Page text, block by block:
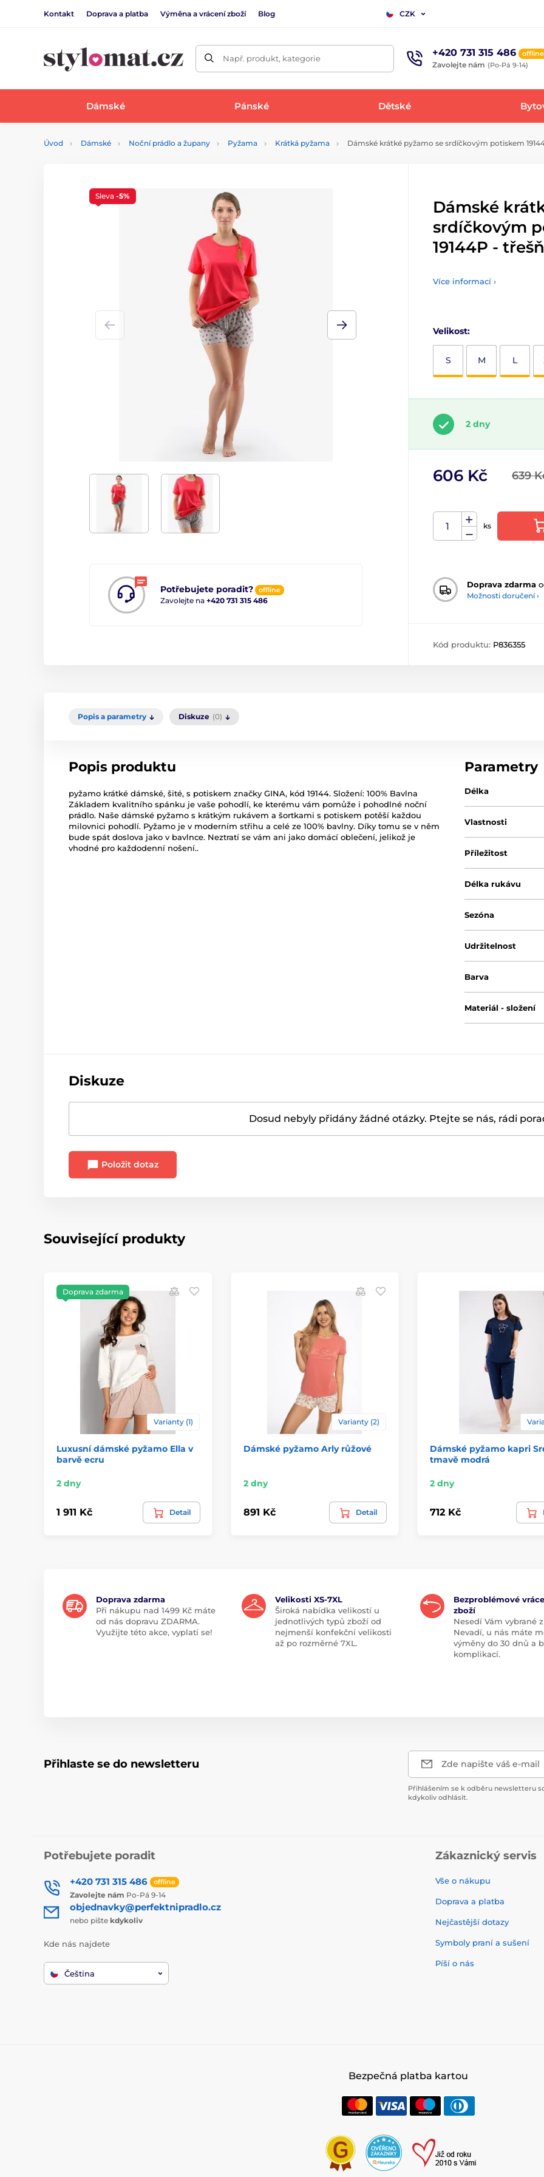
Kontakt Doprava a platba Výměna a vrácení zboží Blog CZK
Např. produkt, kategorie +420 731 315 486 offline
Zavolejte nám (Po-Pá 9-14)
Dámské Pánské Dětské
Úvod Dámské Noční prádlo a župany Pyžama Krátká pyžama Dámské krátké pyžamo se srdíčkovým potiskem
Potřebujete poradit? offline
Zavolejte na +420 731 315 486
Sleva -5%
Dámské
srdíčkovým
19144P -
Více informací ›
Velikost:
S M L
2 dny
639
606 Kč
ks
Doprava zdarma
Možnosti doručení ›
Kód produktu: P836355
Popis a parametry Diskuze (0)
Popis produktu
pyžamo krátké dámské, šité, s potiskem značky GINA, kód 19144. Složení: 100% Bavlna
Základem kvalitního spánku je vaše pohodlí, ke kterému vám pomůže i pohodlné noční
prádlo. Naše dámské pyžamo s krátkým rukávem a šortkami s potiskem potěší každou
milovnici pohodlí. Pyžamo je v moderním střihu a celé ze 100% bavlny. Díky tomu se v něm
bude spát doslova jako v bavlnce. Neztratí se vám ani jako domácí oblečení, jelikož je
vhodné pro každodenní nošení..
Parametry
Délka
Vlastnosti
Příležitost
Délka rukávu
Sezóna
Udržitelnost
Barva
Materiál - složení
Diskuze
Dosud nebyly přidány žádné otázky. Ptejte se nás, rádi
Položit dotaz
Související produkty
Doprava zdarma
Varianty (1)
Luxusní dámské pyžamo Ella v
barvě ecru
2 dny
1 911 Kč Detail
Varianty (2)
Dámské pyžamo Arly růžové
2 dny
891 Kč Detail
Dámské pyžamo kapri
tmavě modrá
2 dny
712 Kč
Doprava zdarma
Při nákupu nad 1499 Kč máte
od nás dopravu ZDARMA.
Využijte této akce, vyplatí se!
Velikosti XS-7XL
Široká nabídka velikostí u
jednotlivých typů zboží od
nejmenší konfekční velikosti
až po rozměrné 7XL.
Bezproblémové
zboží
Nesedí Vám vybrané
Nevadí, u nás máte
výměny do 30 dnů a
komplikací.
Přihlaste se do newsletteru Zde napište váš e-mail
Přihlášením se k odběru newsletteru
kdykoliv odhlásit.
Potřebujete poradit
+420 731 315 486 offline
Zavolejte nám Po-Pá 9-14
objednavky@perfektnipradlo.cz
nebo pište kdykoliv
Kde nás najdete
Čeština
Zákaznický servis
Vše o nákupu
Doprava a platba
Nejčastější dotazy
Symboly praní a sušení
Píší o nás
Bezpečná platba kartou